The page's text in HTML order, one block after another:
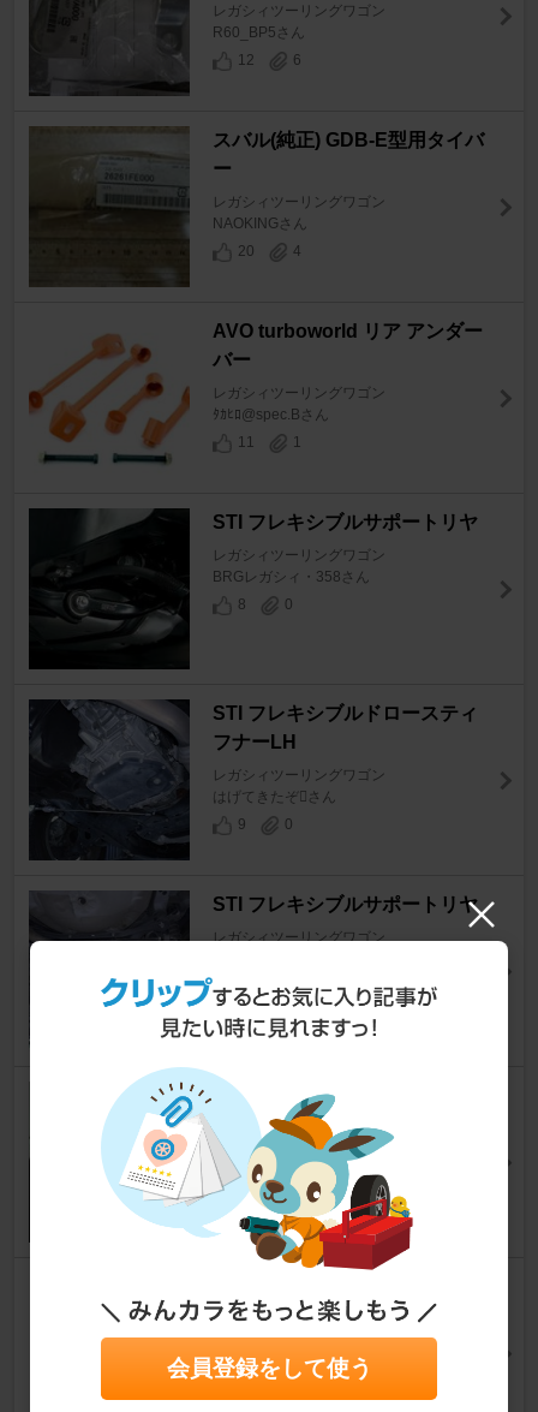
レガシィツーリングワゴン
R60_BP5さん
12
6
スバル(純正) GDB-E型用タイバ
ー
レガシィツーリングワゴン
NAOKINGさん
20
4
AVO turboworld リア アンダー
バー
レガシィツーリングワゴン
ﾀｶﾋﾛ@spec.Bさん
11
1
STI フレキシブルサポートリヤ
レガシィツーリングワゴン
BRGレガシィ・358さん
8
0
STI フレキシブルドロースティ
フナーLH
レガシィツーリングワゴン
はげてきたぞさん
9
0
STI フレキシブルサポートリヤ
レガシィツーリングワゴン
9
1
DUNLOP DIREZZA DZ102
レガシィツーリングワゴン
yumom0312さん
9
７
makimaki LuLuさん
0
会員登録をして使う